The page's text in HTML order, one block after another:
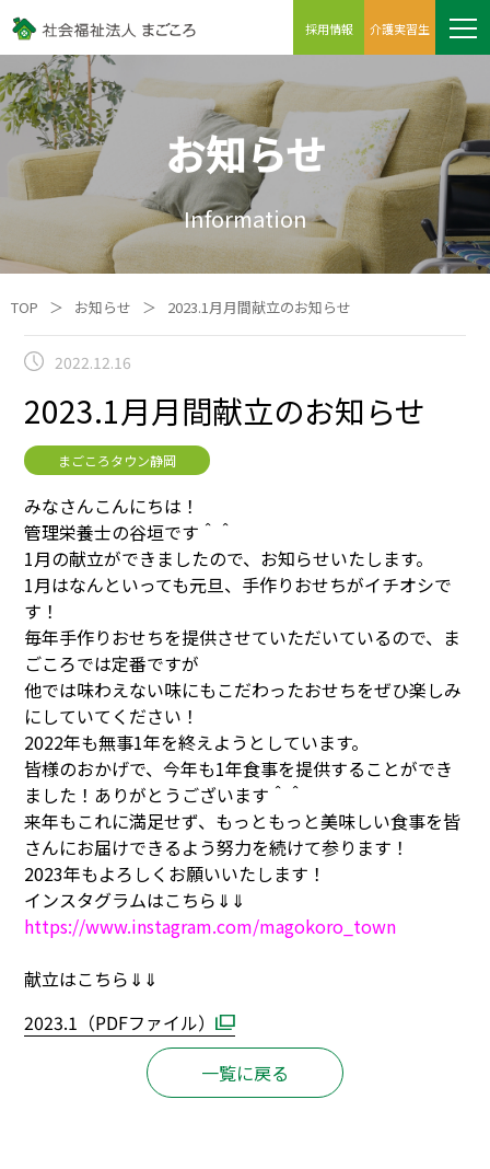
採用情報 介護実習生
お知らせ
Information
TOP ＞ お知らせ ＞ 2023.1月月間献立のお知らせ
2022.12.16
2023.1月月間献立のお知らせ
まごころタウン静岡
みなさんこんにちは！
管理栄養士の谷垣です＾＾
1月の献立ができましたので、お知らせいたします。
1月はなんといっても元旦、手作りおせちがイチオシで
す！
毎年手作りおせちを提供させていただいているので、ま
ごころでは定番ですが
他では味わえない味にもこだわったおせちをぜひ楽しみ
にしていてください！
2022年も無事1年を終えようとしています。
皆様のおかげで、今年も1年食事を提供することができ
ました！ありがとうございます＾＾
来年もこれに満足せず、もっともっと美味しい食事を皆
さんにお届けできるよう努力を続けて参ります！
2023年もよろしくお願いいたします！
インスタグラムはこちら⇓⇓
https://www.instagram.com/magokoro_town
献立はこちら⇓⇓
2023.1 （PDFファイル）
一覧に戻る